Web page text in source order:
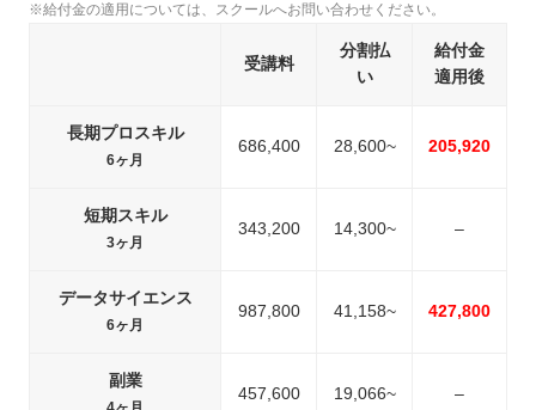
※給付金の適用については、スクールへお問い合わせください。
受講料
分割払
い
給付金
適用後
長期プロスキル
6ヶ月
686,400 28,600~ 205,920
短期スキル
3ヶ月
343,200 14,300~ –
データサイエンス
6ヶ月
987,800 41,158~ 427,800
副業
457,600 19,066~ –